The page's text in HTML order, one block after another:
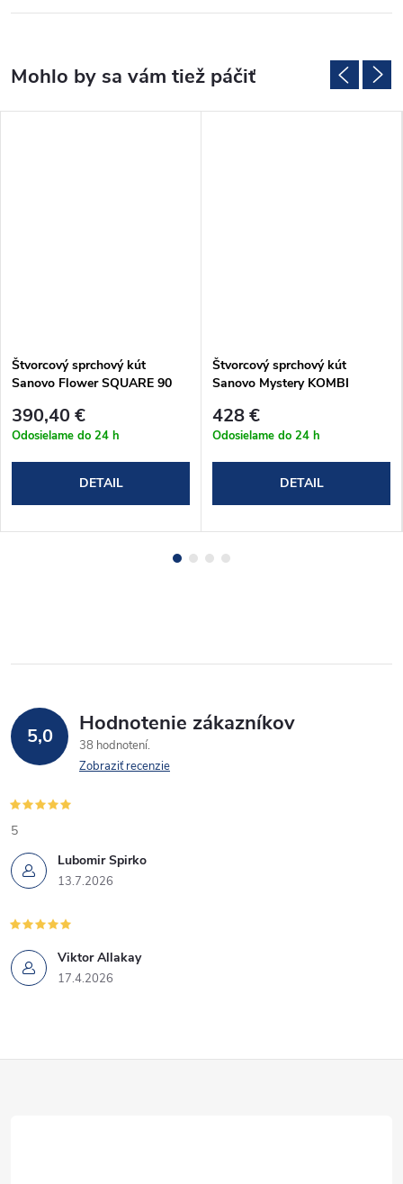
Štvorcový sprchový kút
Sanovo Flower SQUARE 90
390,40 €
Odosielame do 24 h
DETAIL
Štvorcový sprchový kút
Sanovo Mystery KOMBI
79)x190 cm (MYSBK_8080C)
428 €
Odosielame do 24 h
DETAIL
5,0 Hodnotenie zákazníkov
38 hodnotení
Zobraziť recenzie
Lubomir Spirko
13.7.2026
5
Viktor Allakay
17.4.2026